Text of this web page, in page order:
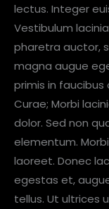
lectus. Integer
Vestibulum
pharetra auctor,
magna augue
primis in
Curae; Morbi
dolor. Sed non
elementum.
laoreet. Donec
egestas et,
tellus. Ut ultrices